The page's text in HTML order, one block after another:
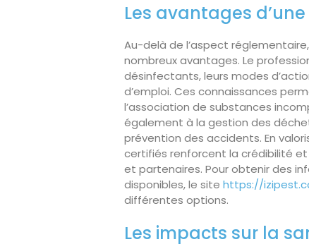
Les avantages
Au-delà de l’aspect
nombreux avantages. Le
désinfectants, leurs modes
d’emploi. Ces connaissances
l’association de substances
également à la gestion des
prévention des accidents. En
certifiés renforcent la crédibilité
et partenaires. Pour obtenir des
disponibles, le site https://
différentes options.
Les impacts sur la